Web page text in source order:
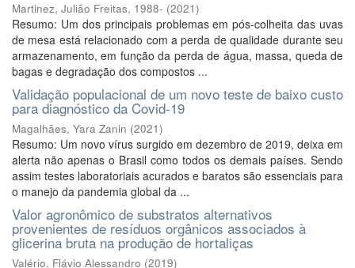
Martinez, Julião Freitas, 1988- (2021)
Resumo: Um dos principais problemas em pós-colheita das uvas
de mesa está relacionado com a perda de qualidade durante seu
armazenamento, em função da perda de água, massa, queda de
bagas e degradação dos compostos ...
Validação populacional de um novo teste de baixo custo
para diagnóstico da Covid-19
Magalhães, Yara Zanin (2021)
Resumo: Um novo vírus surgido em dezembro de 2019, deixa em
alerta não apenas o Brasil como todos os demais países. Sendo
assim testes laboratoriais acurados e baratos são essenciais para
o manejo da pandemia global da ...
Valor agronômico de substratos alternativos
provenientes de resíduos orgânicos associados à
glicerina bruta na produção de hortaliças
Valério, Flávio Alessandro (2019)